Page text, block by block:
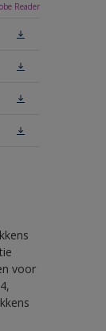
Reader
voor